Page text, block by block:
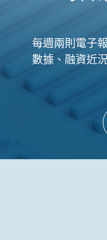
每週兩則電子
數據、融資近